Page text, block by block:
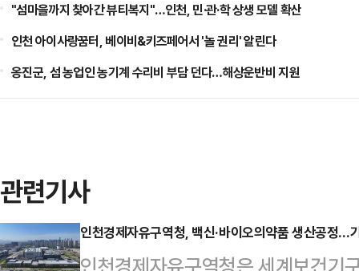
"섬마을까지 찾아간 뷰티복지"…인천, 민·관·학 상생 모델 확산
인천 아이사랑꿈터, 베이비&키즈페어서 '놀 권리' 알린다
옹진군, 섬 농업인 농기계 수리비 부담 던다…해상운반비 지원
관련기사
인천경제자유구역청, 백신·바이오의약품 생산공정…